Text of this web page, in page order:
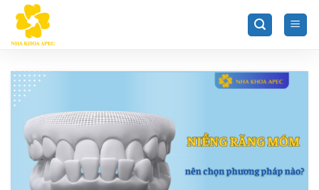
Chuyển
đến
nội